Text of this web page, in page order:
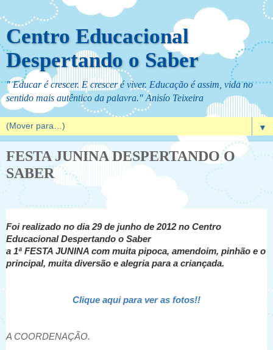
Centro Educacional
Despertando o Saber
" Educar é crescer. E crescer é viver. Educação é assim, vida no
sentido mais autêntico da palavra." Anisío Teixeira
▼
FESTA JUNINA DESPERTANDO O
SABER
Foi realizado no dia 29 de junho de 2012 no Centro
Educacional Despertando o Saber
a 1ª FESTA JUNINA com muita pipoca, amendoim, pinhão e o
principal, muita diversão e alegria para a criançada.
Clique aqui para ver as fotos!!
A COORDENAÇÃO.